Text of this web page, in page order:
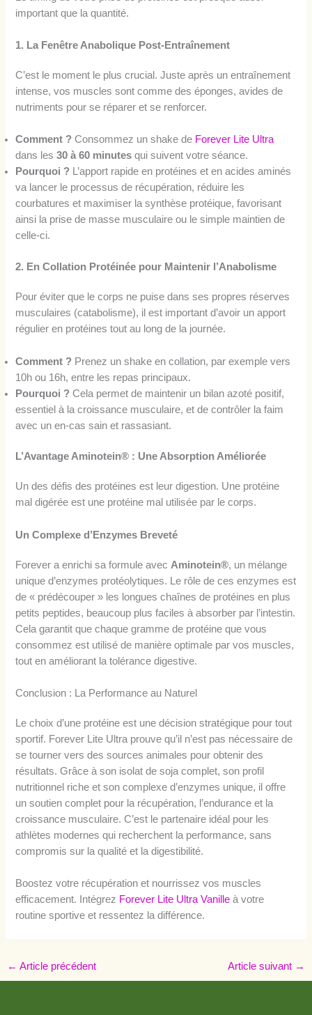
important que la quantité.
1. La Fenêtre Anabolique Post-Entraînement
C’est le moment le plus crucial. Juste après un entraînement
intense, vos muscles sont comme des éponges, avides de
nutriments pour se réparer et se renforcer.
Comment ? Consommez un shake de Forever Lite Ultra
dans les30 à 60 minutes qui suivent votre séance.
Pourquoi ? L’apport rapide en protéines et en acides aminés
va lancer le processus de récupération, réduire les
courbatures et maximiser la synthèse protéique, favorisant
ainsi la prise de masse musculaire ou le simple maintien de
celle-ci.
2. En Collation Protéinée pour Maintenir l’Anabolisme
Pour éviter que le corps ne puise dans ses propres réserves
musculaires (catabolisme), il est important d’avoir un apport
régulier en protéines tout au long de la journée.
Comment ? Prenez un shake en collation, par exemple vers
10h ou 16h, entre les repas principaux.
Pourquoi ? Cela permet de maintenir un bilan azoté positif,
essentiel à la croissance musculaire, et de contrôler la faim
avec un en-cas sain et rassasiant.
L’Avantage Aminotein® : Une Absorption Améliorée
Un des défis des protéines est leur digestion. Une protéine
mal digérée est une protéine mal utilisée par le corps.
Un Complexe d’Enzymes Breveté
Forever a enrichi sa formule avec Aminotein®, un mélange
unique d’enzymes protéolytiques. Le rôle de ces enzymes est
de « prédécouper » les longues chaînes de protéines en plus
petits peptides, beaucoup plus faciles à absorber par l’intestin.
Cela garantit que chaque gramme de protéine que vous
consommez est utilisé de manière optimale par vos muscles,
tout en améliorant la tolérance digestive.
Conclusion : La Performance au Naturel
Le choix d’une protéine est une décision stratégique pour tout
sportif. Forever Lite Ultra prouve qu’il n’est pas nécessaire de
se tourner vers des sources animales pour obtenir des
résultats. Grâce à son isolat de soja complet, son profil
nutritionnel riche et son complexe d’enzymes unique, il offre
un soutien complet pour la récupération, l’endurance et la
croissance musculaire. C’est le partenaire idéal pour les
athlètes modernes qui recherchent la performance, sans
compromis sur la qualité et la digestibilité.
Boostez votre récupération et nourrissez vos muscles
efficacement. Intégrez Forever Lite Ultra Vanille à votre
routine sportive et ressentez la différence.
← Article précédent Article suivant →